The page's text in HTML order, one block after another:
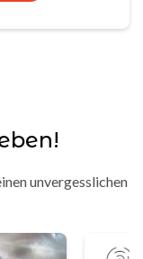
unvergesslichen